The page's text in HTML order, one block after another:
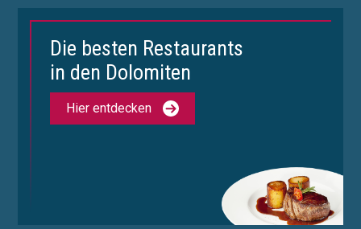
Die besten Restaurants
in den Dolomiten
Hier entdecken